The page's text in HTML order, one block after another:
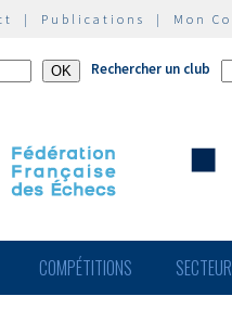
| Publications | Mon
Rechercher un club
COMPÉTITIONS